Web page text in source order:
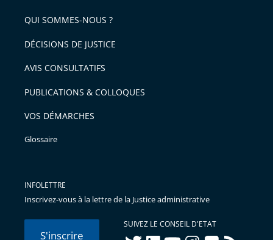
arriver
après
l'article
pour
avant
QUI SOMMES-NOUS ?
DÉCISIONS DE JUSTICE
AVIS CONSULTATIFS
PUBLICATIONS & COLLOQUES
VOS DÉMARCHES
Glossaire
INFOLETTRE
Inscrivez-vous à la lettre de la Justice administrative
S'inscrire
SUIVEZ LE CONSEIL D'ETAT